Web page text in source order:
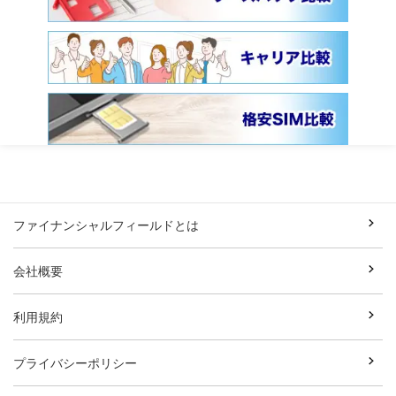
ファイナンシャルフィールドとは
会社概要
利用規約
プライバシーポリシー